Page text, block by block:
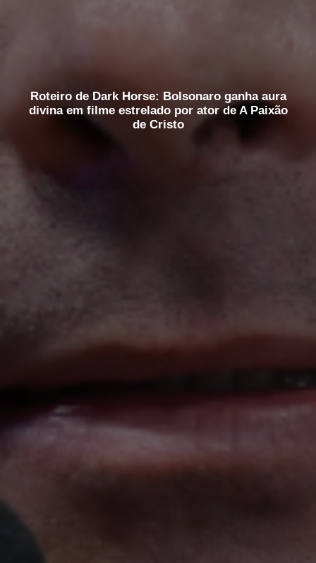
Roteiro de Dark Horse: Bolsonaro ganha aura
divina em filme estrelado por ator de A Paixão
de Cristo